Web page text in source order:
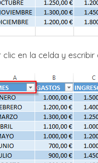
en la celda y